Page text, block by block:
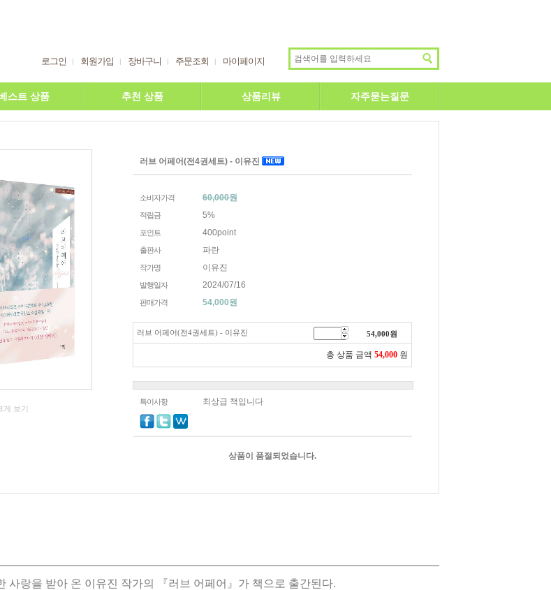
로그인 회원가입 장바구니 주문조회 마이페이지
스트 상품 추천 상품 상품리뷰 자주묻는질문
게 보기
러브 어페어(전4권세트) - 이유진
소비자가격 60,000원
적립금 5%
포인트 400point
출판사 파란
작가명 이유진
발행일자 2024/07/16
판매가격 54,000원
러브 어페어(전4권세트) - 이유진 54,000원
총 상품 금액 54,000 원
특이사항 최상급 책입니다
상품이 품절되었습니다.
사랑을 받아 온 이유진 작가의 『러브 어페어』가 책으로 출간된다.